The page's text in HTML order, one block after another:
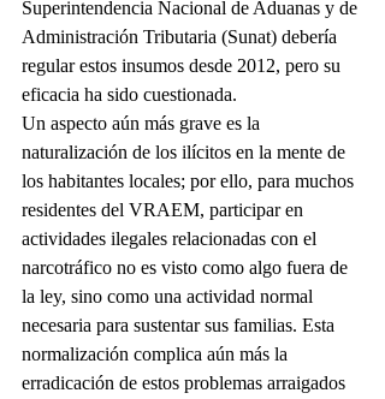
Superintendencia Nacional de Aduanas y de
Administración Tributaria (Sunat) debería
regular estos insumos desde 2012, pero su
eficacia ha sido cuestionada.
Un aspecto aún más grave es la
naturalización de los ilícitos en la mente de
los habitantes locales; por ello, para muchos
residentes del VRAEM, participar en
actividades ilegales relacionadas con el
narcotráfico no es visto como algo fuera de
la ley, sino como una actividad normal
necesaria para sustentar sus familias. Esta
normalización complica aún más la
erradicación de estos problemas arraigados